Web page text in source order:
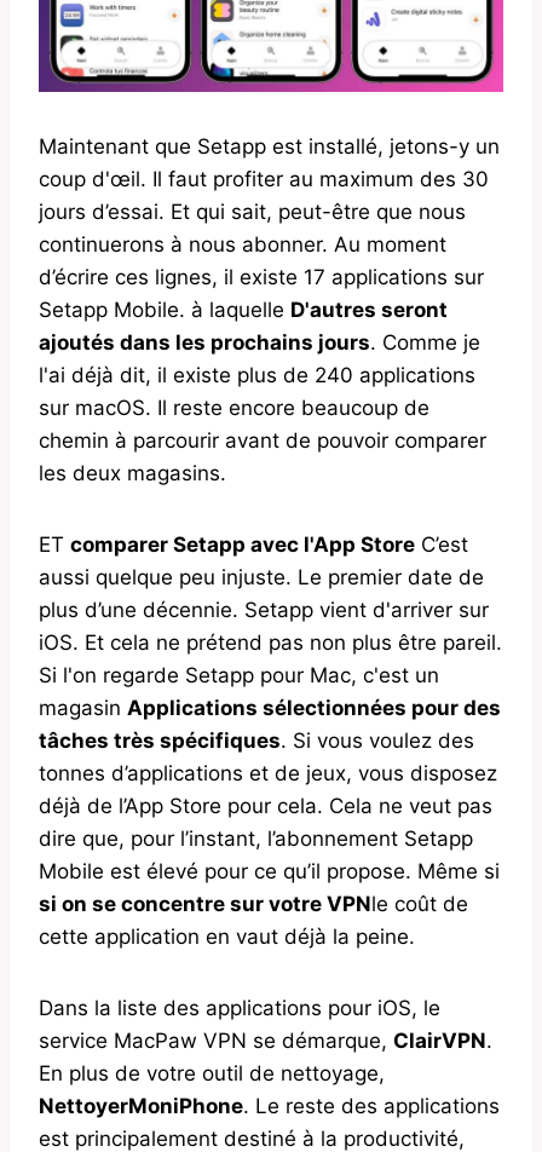
Maintenant que Setapp est installé, jetons-y un
coup d'œil. Il faut profiter au maximum des 30
jours d’essai. Et qui sait, peut-être que nous
continuerons à nous abonner. Au moment
d’écrire ces lignes, il existe 17 applications sur
Setapp Mobile. à laquelle D'autres seront
ajoutés dans les prochains jours. Comme je
l'ai déjà dit, il existe plus de 240 applications
sur macOS. Il reste encore beaucoup de
chemin à parcourir avant de pouvoir comparer
les deux magasins.
ET comparer Setapp avec l'App Store C’est
aussi quelque peu injuste. Le premier date de
plus d’une décennie. Setapp vient d'arriver sur
iOS. Et cela ne prétend pas non plus être pareil.
Si l'on regarde Setapp pour Mac, c'est un
magasin Applications sélectionnées pour des
tâches très spécifiques. Si vous voulez des
tonnes d’applications et de jeux, vous disposez
déjà de l’App Store pour cela. Cela ne veut pas
dire que, pour l’instant, l’abonnement Setapp
Mobile est élevé pour ce qu’il propose. Même si
si on se concentre sur votre VPNle coût de
cette application en vaut déjà la peine.
Dans la liste des applications pour iOS, le
service MacPaw VPN se démarque, ClairVPN.
En plus de votre outil de nettoyage,
NettoyerMoniPhone. Le reste des applications
est principalement destiné à la productivité,